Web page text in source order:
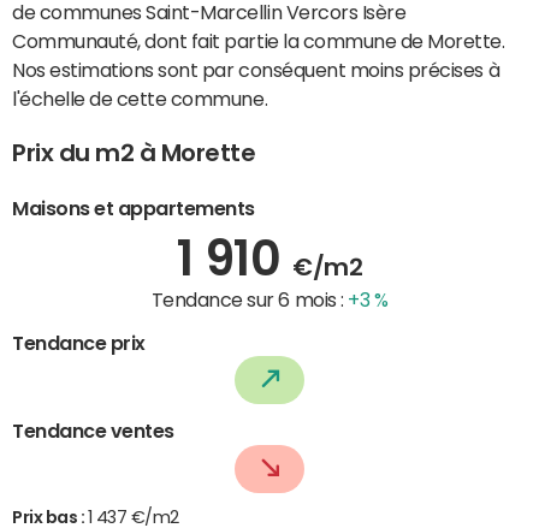
de communes Saint-Marcellin Vercors Isère
Communauté, dont fait partie la commune de Morette.
Nos estimations sont par conséquent moins précises à
l'échelle de cette commune.
Prix du m2 à Morette
Maisons et appartements
1 910 €/m2
Tendance sur 6 mois : +3 %
Tendance prix
Tendance ventes
Prix bas :
1 437 €/m2